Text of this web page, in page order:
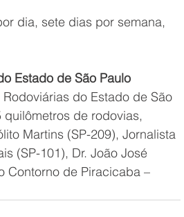
dia, sete dias por semana,
Estado de São Paulo
do Estado de São
de rodovias,
Martins (SP-209), Jornalista
(SP-101), Dr. João José
Contorno de Piracicaba –